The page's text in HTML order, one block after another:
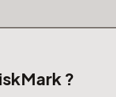
?